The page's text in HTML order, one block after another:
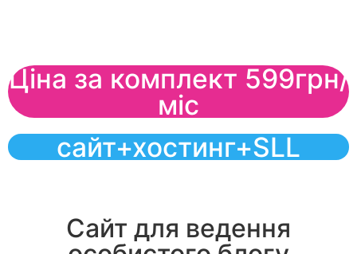
Ціна за комплект 599грн/
міс
сайт+хостинг+SLL
Сайт для ведення